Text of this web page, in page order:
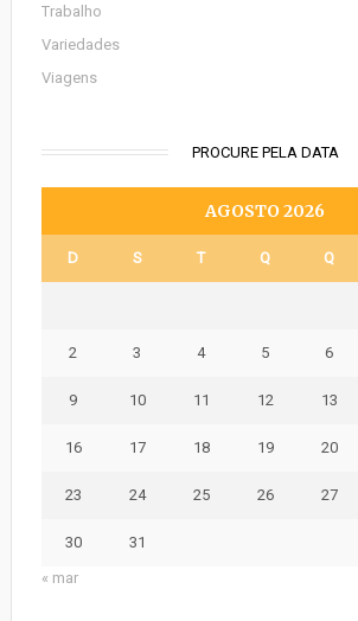
Trabalho
Variedades
Viagens
PROCURE PELA DATA
AGOSTO 2026
D S T Q Q
2 3 4 5 6
9 10 11 12 13
16 17 18 19 20
23 24 25 26 27
30
31
« mar